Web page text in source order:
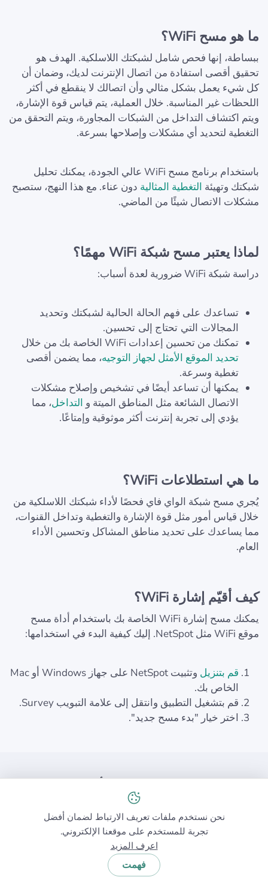
ما هو مسح WiFi؟
ببساطة، إنها فحص شامل لشبكتك اللاسلكية. الهدف هو
تحقيق أقصى استفادة من اتصال الإنترنت لديك، وضمان أن
كل شيء يعمل بشكل مثالي وأن اتصالك لا ينقطع في أكثر
اللحظات غير المناسبة. خلال العملية، يتم قياس قوة الإشارة،
ويتم اكتشاف التداخل من الشبكات المجاورة، ويتم التحقق من
التغطية لتحديد أي مشكلات وإصلاحها بسرعة.
باستخدام برنامج مسح WiFi عالي الجودة، يمكنك تحليل
شبكتك وتهيئة التغطية المثالية دون عناء. مع هذا النهج، ستصبح
مشكلات الاتصال شيئًا من الماضي.
لماذا يعتبر مسح شبكة WiFi مهمًا؟
دراسة شبكة WiFi ضرورية لعدة أسباب:
تساعدك على فهم الحالة الحالية لشبكتك وتحديد
المجالات التي تحتاج إلى تحسين.
تمكنك من تحسين إعدادات WiFi الخاصة بك من خلال
تحديد الموقع الأمثل لجهاز التوجيه، مما يضمن أقصى
تغطية وسرعة.
يمكنها أن تساعد أيضًا في تشخيص وإصلاح مشكلات
الاتصال الشائعة مثل المناطق الميتة و التداخل، مما
يؤدي إلى تجربة إنترنت أكثر موثوقية وإمتاعًا.
ما هي استطلاعات WiFi؟
يُجري مسح شبكة الواي فاي فحصًا لأداء شبكتك اللاسلكية من
خلال قياس أمور مثل قوة الإشارة والتغطية وتداخل القنوات،
مما يساعدك على تحديد مناطق المشاكل وتحسين الأداء
العام.
كيف أقيّم إشارة WiFi؟
يمكنك مسح إشارة WiFi الخاصة بك باستخدام أداة مسح
موقع WiFi مثل NetSpot. إليك كيفية البدء في استخدامها:
قم بتنزيل
وتثبيت NetSpot على جهاز Windows أو Mac
الخاص بك.
قم بتشغيل التطبيق وانتقل إلى علامة التبويب Survey.
اختر خيار "بدء مسح جديد".
هل لديك المزيد من الأسئلة؟
أو اكتب بضع كلمات.
نحن نستخدم ملفات تعريف الارتباط لضمان أفضل
تجربة للمستخدم على موقعنا الإلكتروني.
اعرف المزيد
فهمت